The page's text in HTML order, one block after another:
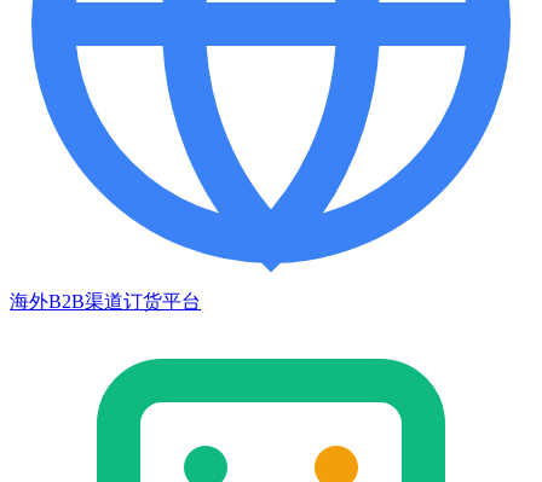
海外B2B渠道订货平台